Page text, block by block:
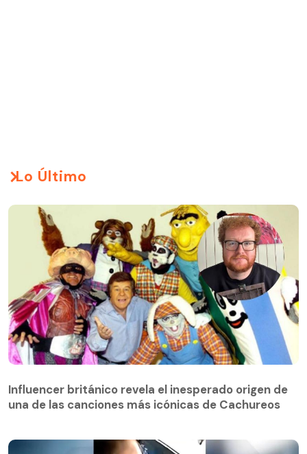
Lo Último
Influencer británico revela el inesperado origen de
una de las canciones más icónicas de Cachureos